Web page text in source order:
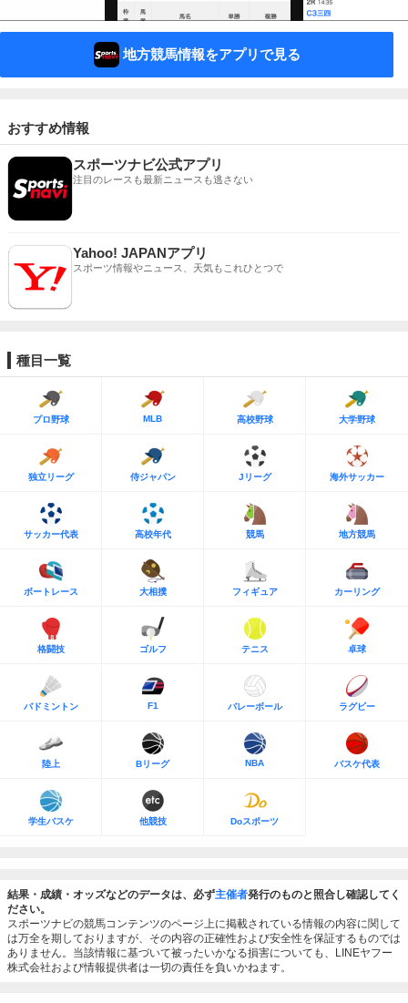
地方競馬情報をアプリで見る
おすすめ情報
スポーツナビ公式アプリ
注目のレースも最新ニュースも逃さない
Yahoo! JAPANアプリ
スポーツ情報やニュース、天気もこれひとつで
種目一覧
プロ野球 MLB 高校野球 大学野球
独立リーグ 侍ジャパン Jリーグ 海外サッカー
サッカー代表 高校年代 競馬 地方競馬
ボートレース 大相撲 フィギュア カーリング
格闘技 ゴルフ テニス 卓球
バドミントン F1 バレーボール ラグビー
陸上 Bリーグ NBA バスケ代表
学生バスケ 他競技 Doスポーツ
結果・成績・オッズなどのデータは、必ず主催者発行のものと照合し確認してく
ださい。
スポーツナビの競馬コンテンツのページ上に掲載されている情報の内容に関して
は万全を期しておりますが、その内容の正確性および安全性を保証するものでは
ありません。当該情報に基づいて被ったいかなる損害についても、LINEヤフー
株式会社および情報提供者は一切の責任を負いかねます。